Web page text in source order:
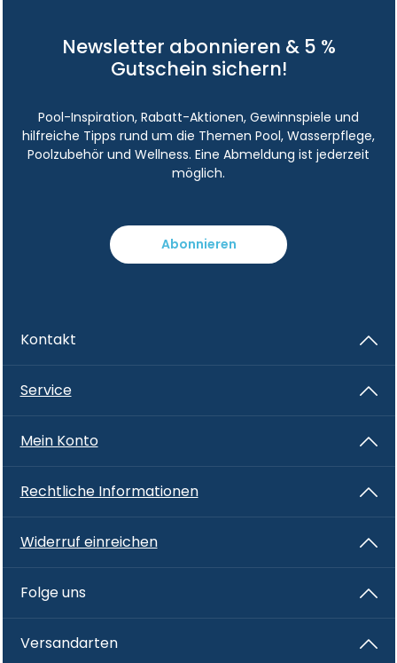
Newsletter abonnieren & 5 %
Gutschein sichern!
Pool-Inspiration, Rabatt-Aktionen, Gewinnspiele und
hilfreiche Tipps rund um die Themen Pool, Wasserpflege,
Poolzubehör und Wellness. Eine Abmeldung ist jederzeit
möglich.
Abonnieren
Kontakt
Service
Mein Konto
Rechtliche Informationen
Widerruf einreichen
Folge uns
Versandarten